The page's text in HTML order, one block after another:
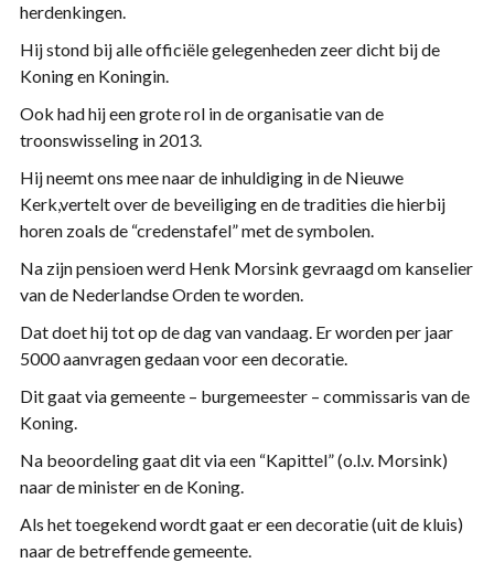
herdenkingen.
Hij stond bij alle officiële gelegenheden zeer dicht bij de
Koning en Koningin.
Ook had hij een grote rol in de organisatie van de
troonswisseling in 2013.
Hij neemt ons mee naar de inhuldiging in de Nieuwe
Kerk,vertelt over de beveiliging en de tradities die hierbij
horen zoals de “credenstafel” met de symbolen.
Na zijn pensioen werd Henk Morsink gevraagd om kanselier
van de Nederlandse Orden te worden.
Dat doet hij tot op de dag van vandaag. Er worden per jaar
5000 aanvragen gedaan voor een decoratie.
Dit gaat via gemeente – burgemeester – commissaris van de
Koning.
Na beoordeling gaat dit via een “Kapittel” (o.l.v. Morsink)
naar de minister en de Koning.
Als het toegekend wordt gaat er een decoratie (uit de kluis)
naar de betreffende gemeente.